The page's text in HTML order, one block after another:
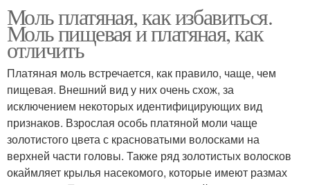
Моль платяная, как избавиться.
Моль пищевая и платяная, как
отличить
Платяная моль встречается, как правило, чаще, чем
пищевая. Внешний вид у них очень схож, за
исключением некоторых идентифицирующих вид
признаков. Взрослая особь платяной моли чаще
золотистого цвета с красноватыми волосками на
верхней части головы. Также ряд золотистых волосков
окаймляет крылья насекомого, которые имеют размах